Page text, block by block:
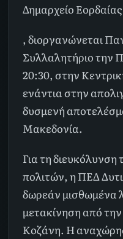
Δημαρχείο Εορδαίας
, διοργανώνεται
Συλλαλητήριο την
20:30, στην
ενάντια στην
δυσμενή
Μακεδονία.
Για τη
πολιτών, η ΠΕΔ
δωρεάν μισθωμένα
μετακίνηση από
Κοζάνη. Η